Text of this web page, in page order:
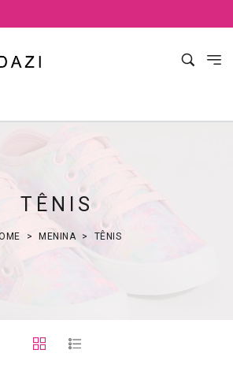
TÊNIS
MENINA TÊNIS